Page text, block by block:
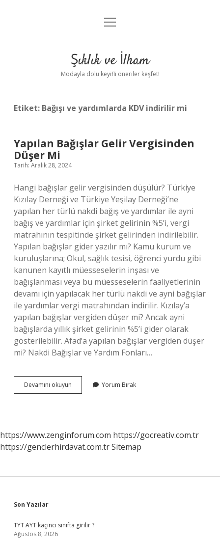
Anasayfa
Yasal Uyarı
menüyü
Şıklık ve İlham
Modayla dolu keyifli öneriler keşfet!
Etiket: Bağışı ve yardımlarda KDV indirilir mi
Yapılan Bağışlar Gelir Vergisinden
Düşer Mi
Tarih: Aralık 28, 2024
Hangi bağışlar gelir vergisinden düşülür? Türkiye
Kızılay Derneği ve Türkiye Yeşilay Derneği’ne
yapılan her türlü nakdi bağış ve yardımlar ile ayni
bağış ve yardımlar için şirket gelirinin %5’i, vergi
matrahının tespitinde şirket gelirinden indirilebilir.
Yapılan bağışlar gider yazılır mı? Kamu kurum ve
kuruluşlarına; Okul, sağlık tesisi, öğrenci yurdu gibi
kanunen kayıtlı müesseselerin inşası ve
bağışlanması veya bu müesseselerin faaliyetlerinin
devamı için yapılacak her türlü nakdi ve ayni bağışlar
ile yardımlar vergi matrahından indirilir. Kızılay’a
yapılan bağışlar vergiden düşer mi? Ancak ayni
bağışlarda yıllık şirket gelirinin %5’i gider olarak
gösterilebilir. Afad’a yapılan bağışlar vergiden düşer
mi? Nakdi Bağışlar ve Yardım Fonları…
Devamını okuyun
Bağışlar
Yorum Bırak
https://www.zenginforum.com https://gocreativ.com.tr
https://genclerhirdavat.com.trSitemap
Sidebar
Son Yazılar
TYT AYT kaçıncı sınıfta girilir ?
Ağustos 8, 2026